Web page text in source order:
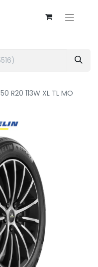
R20 113W XL TL MO